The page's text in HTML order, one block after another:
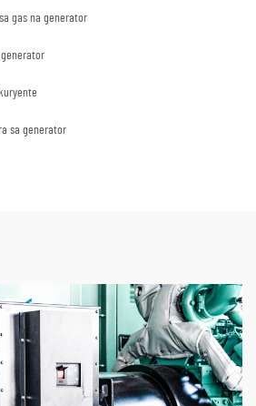
gas na generator
sa generator